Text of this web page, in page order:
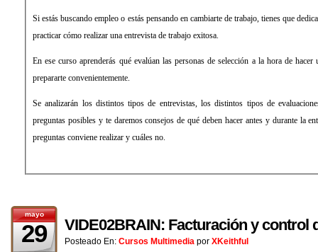
Si estás buscando empleo o estás pensando en cambiarte de trabajo, tienes que
practicar cómo realizar una entrevista de trabajo exitosa.
En ese curso aprenderás qué evalúan las personas de selección a la hora de hacer
prepararte convenientemente.
Se analizarán los distintos tipos de entrevistas, los distintos tipos de
preguntas posibles y te daremos consejos de qué deben hacer antes y durante la
preguntas conviene realizar y cuáles no.
mayo
29 VIDE02BRAIN: Facturación y control
Posteado En: Cursos Multimedia por XKeithful